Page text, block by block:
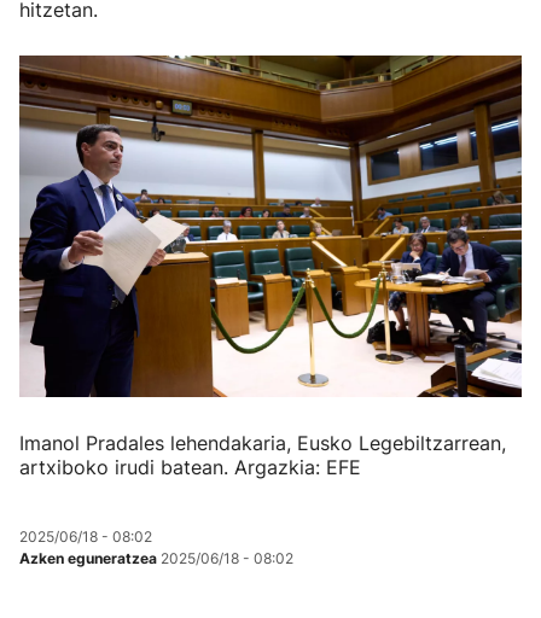
hitzetan.
Imanol Pradales lehendakaria, Eusko Legebiltzarrean,
artxiboko irudi batean. Argazkia: EFE
2025/06/18 - 08:02
Azken eguneratzea 2025/06/18 - 08:02